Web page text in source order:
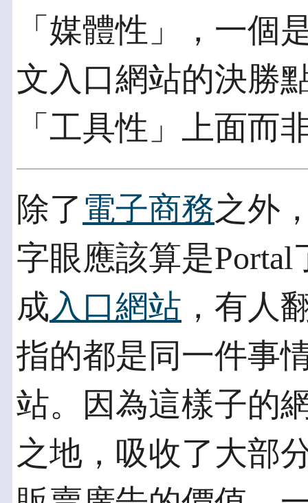
「媒體性」，一個
文入口網站的決勝
「工具性」上面而
除了 電子商務之外
字眼應該算是Portal
成入口網站 ，有人
指的都是同一件事
站。因為這樣子的
之地，吸收了大部